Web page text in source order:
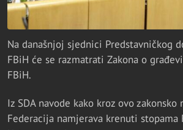
Na današnjoj sjednici Predstavničkog
FBiH će se razmatrati Zakona o
FBiH.
Iz SDA navode kako kroz ovo
Federacija namjerava krenuti